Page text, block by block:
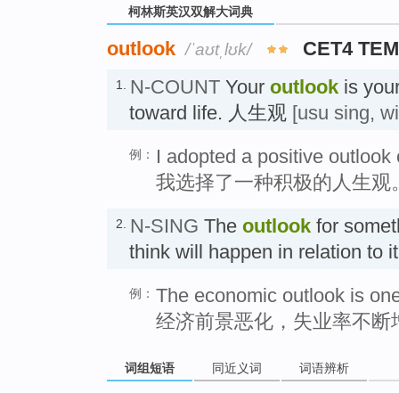
柯林斯英汉双解大词典
outlook /ˈaʊtˌlʊk/ CET4
1. N-COUNT Your outlook is
toward life. 人生观 [usu sing,
例：
I adopted a positive outlook
我选择了一种积极的人生观
2. N-SING The outlook for
think will happen in relation to
例： The economic outlook is
经济前景恶化，失业率不断
词组短语 同近义词 词语辨析